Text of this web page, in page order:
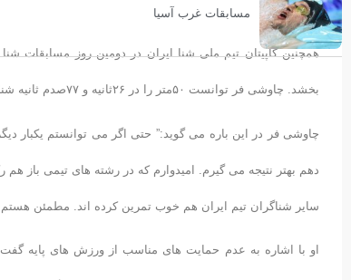
بود.
بخشد. چاوشی فر توانست ۵۰متر را در ۲۶ثانیه و ۷۷صدم ثانیه شنا کند و رکورد ملی این ماده را ۳۳صدم ثانیه کاهش دهد.
چاوشی فر در این باره می گوید:” حتی اگر می توانستم یکبار
دهم بهتر نتیجه می گیرم. امیدوارم که در رشته های تیمی باز هم رکورد ۱۰۰ متر کرال پشت را
سایر شناگران تیم ایران هم خوب تمرین کرده اند. مطمئن
او با اشاره به عدم حمایت های مناسب از ورزش های پایه
مسابقات غرب آسیا